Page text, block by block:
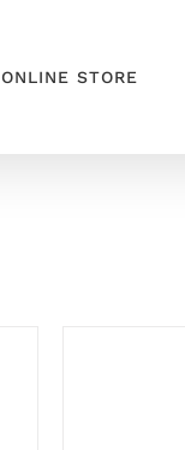
ONLINE STORE